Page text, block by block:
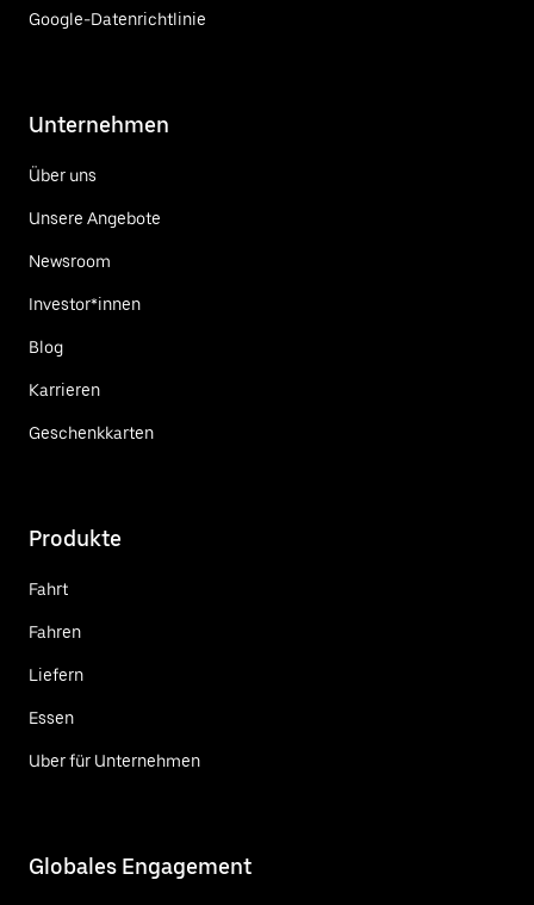
Google-Datenrichtlinie
Unternehmen
Über uns
Unsere Angebote
Newsroom
Investor*innen
Blog
Karrieren
Geschenkkarten
Produkte
Fahrt
Fahren
Liefern
Essen
Uber für Unternehmen
Globales Engagement